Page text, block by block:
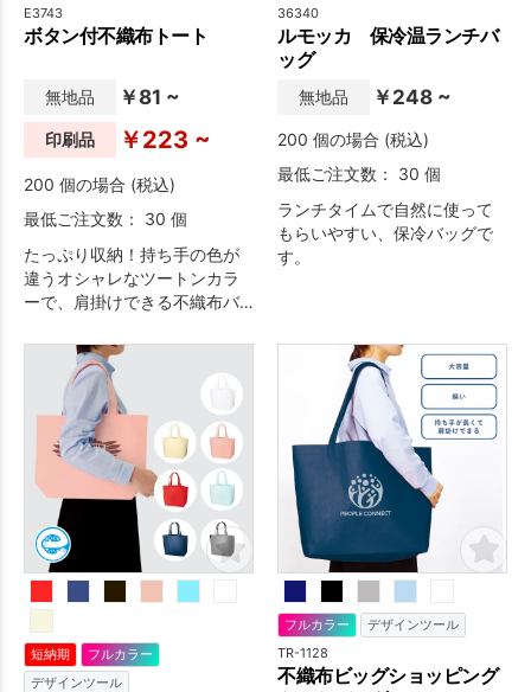
E3743
ボタン付不織布トート
無地品 ￥81 ~
印刷品 ￥223 ~
200 個の場合 (税込)
最低ご注文数： 30 個
たっぷり収納！持ち手の色が
違うオシャレなツートンカラ
ーで、肩掛けできる不織布バ
36340
ルモッカ 保冷温ランチバ
ッグ
無地品 ￥248 ~
200 個の場合 (税込)
最低ご注文数： 30 個
ランチタイムで自然に使って
もらいやすい、保冷バッグで
す。
短納期
フルカラー
デザインツール
フルカラー デザインツール
TR-1128
不織布ビッグショッピング